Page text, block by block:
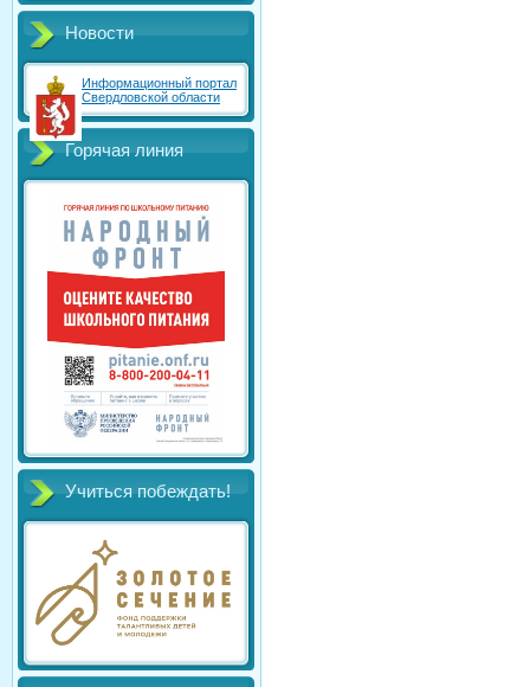
Новости
Информационный портал
Свердловской области
Горячая линия
Учиться побеждать!